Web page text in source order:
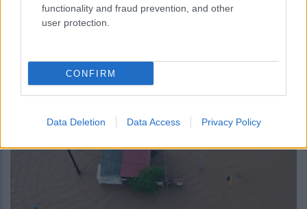
functionality and fraud prevention, and other
user protection.
CONFIRM
Data Deletion Data Access Privacy Policy
Κακοκαιρία Daniel: Αρχίζει η καταβολή
αποζημιώσεων στους πληγέντες
, 13 Σεπτεμβρίου 2023 Οικονομία